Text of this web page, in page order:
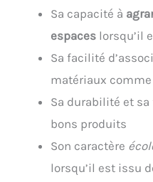
Sa capacité à
espaces lorsqu’il
Sa facilité
matériaux
Sa durabilité et
bons produits
Son caractère
lorsqu’il est issu